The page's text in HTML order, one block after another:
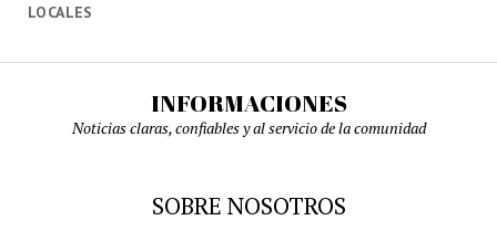
LOCALES
INFORMACIONES
Noticias claras, confiables y al servicio de la comunidad
SOBRE NOSOTROS